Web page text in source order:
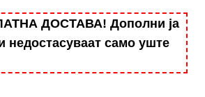
ДОСТАВА! Дополни ја
недостасуваат само уште